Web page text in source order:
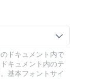
ドキュメント内で
キュメント内のテ
基本フォントサイ